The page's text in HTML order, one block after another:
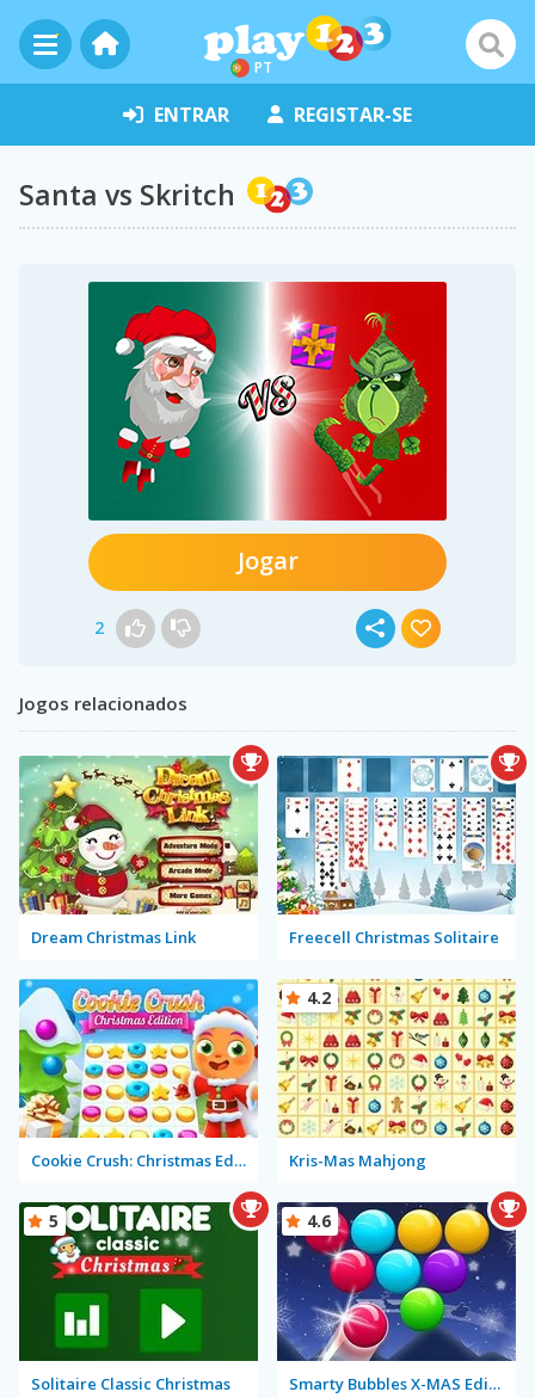
PT
ENTRAR REGISTAR-SE
Santa vs Skritch
Jogar
2
Jogos relacionados
Dream Christmas Link Freecell Christmas Solitaire
Cookie Crush: Christmas Edition Kris-Mas Mahjong
4.2
Solitaire Classic Christmas
5
Smarty Bubbles X-MAS Edition
4.6